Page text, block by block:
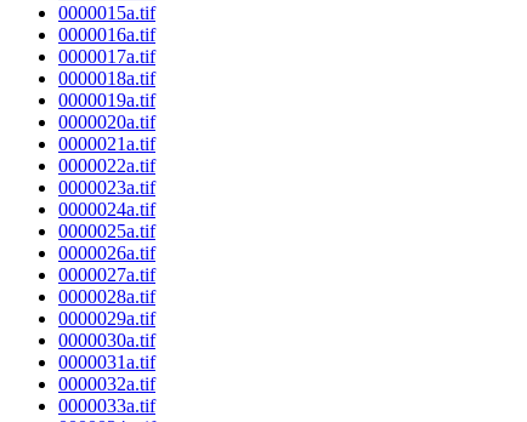
0000015a.tif
0000016a.tif
0000017a.tif
0000018a.tif
0000019a.tif
0000020a.tif
0000021a.tif
0000022a.tif
0000023a.tif
0000024a.tif
0000025a.tif
0000026a.tif
0000027a.tif
0000028a.tif
0000029a.tif
0000030a.tif
0000031a.tif
0000032a.tif
0000033a.tif